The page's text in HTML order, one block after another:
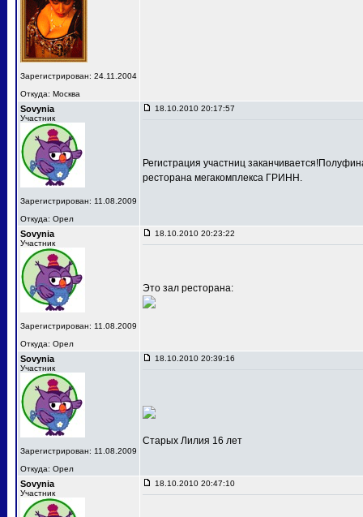
Зарегистрирован: 24.11.2004
Откуда: Москва
Sovynia
Участник
Зарегистрирован: 11.08.2009
Откуда: Орел
18.10.2010 20:17:57
Регистрация участниц
ресторана мегакомплекса ГРИНН.
Sovynia
Участник
Зарегистрирован: 11.08.2009
Откуда: Орел
18.10.2010 20:23:22
Это зал ресторана:
Sovynia
Участник
Зарегистрирован: 11.08.2009
Откуда: Орел
18.10.2010 20:39:16
Старых Лилия 16 лет
Sovynia
Участник
18.10.2010 20:47:10